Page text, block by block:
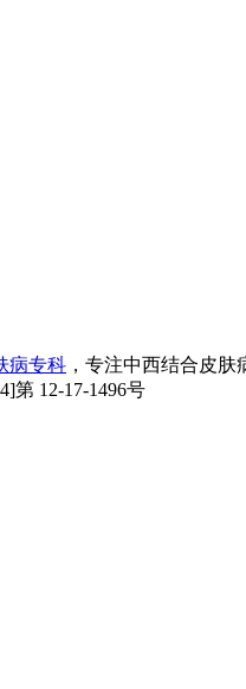
病专科 ，专注中西结合皮肤
第 12-17-1496号